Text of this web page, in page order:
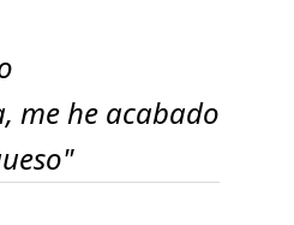
me he acabado